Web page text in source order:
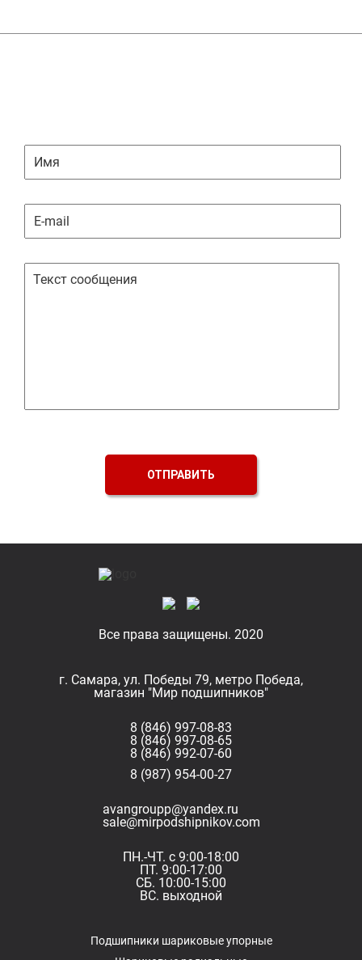
ОТПРАВИТЬ
Все права защищены. 2020
г. Самара, ул. Победы 79, метро Победа,
магазин "Мир подшипников"
8 (846) 997-08-83
8 (846) 997-08-65
8 (846) 992-07-60
8 (987) 954-00-27
avangroupp@yandex.ru
sale@mirpodshipnikov.com
ПН.-ЧТ. с 9:00-18:00
ПТ. 9:00-17:00
СБ. 10:00-15:00
ВС. выходной
Подшипники шариковые упорные